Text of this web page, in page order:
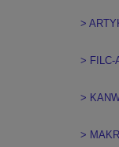
>
> FILC-
>
>